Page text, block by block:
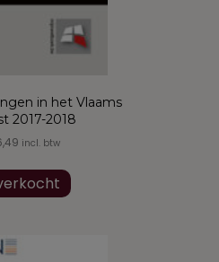
in het Vlaams
2017-2018
incl. btw